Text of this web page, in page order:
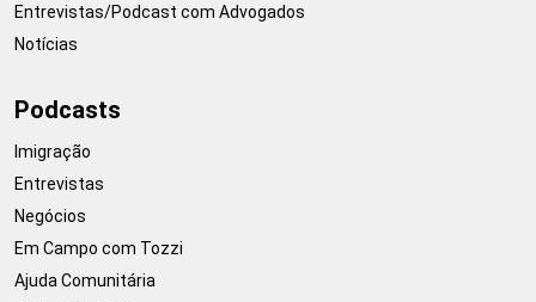
Entrevistas/Podcast com Advogados
Notícias
Podcasts
Imigração
Entrevistas
Negócios
Em Campo com Tozzi
Ajuda Comunitária